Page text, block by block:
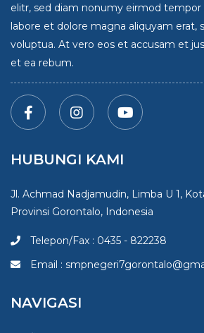
elitr, sed diam nonumy eirmod
labore et dolore magna aliquyam erat,
voluptua. At vero eos et accusam et
et ea rebum.
HUBUNGI KAMI
Jl. Achmad Nadjamudin, Limba U 1,
Provinsi Gorontalo, Indonesia
Telepon/Fax : 0435 - 822238
Email :
NAVIGASI